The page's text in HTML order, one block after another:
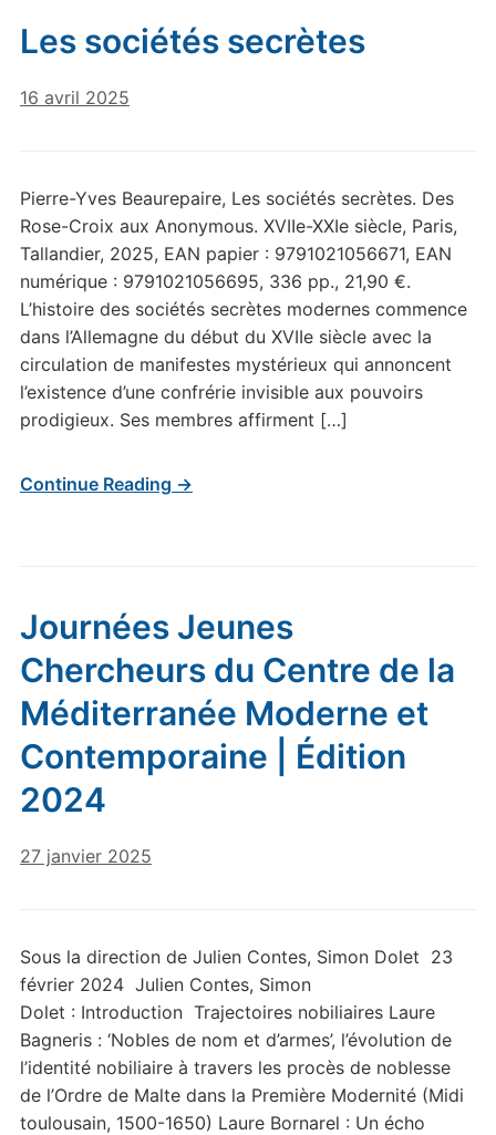
Les sociétés secrètes
16 avril 2025
Pierre-Yves Beaurepaire, Les sociétés secrètes. Des
Rose-Croix aux Anonymous. XVIIe-XXIe siècle, Paris,
Tallandier, 2025, EAN papier : 9791021056671, EAN
numérique : 9791021056695, 336 pp., 21,90 €.
L’histoire des sociétés secrètes modernes commence
dans l’Allemagne du début du XVIIe siècle avec la
circulation de manifestes mystérieux qui annoncent
l’existence d’une confrérie invisible aux pouvoirs
prodigieux. Ses membres affirment […]
Continue Reading →
Journées Jeunes
Chercheurs du Centre de la
Méditerranée Moderne et
Contemporaine | Édition
2024
27 janvier 2025
Sous la direction de Julien Contes, Simon Dolet 23
février 2024 Julien Contes, Simon
Dolet : Introduction Trajectoires nobiliaires Laure
Bagneris : ‘Nobles de nom et d’armes’, l’évolution de
l’identité nobiliaire à travers les procès de noblesse
de l’Ordre de Malte dans la Première Modernité (Midi
toulousain, 1500-1650) Laure Bornarel : Un écho